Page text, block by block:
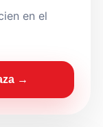
en el
→